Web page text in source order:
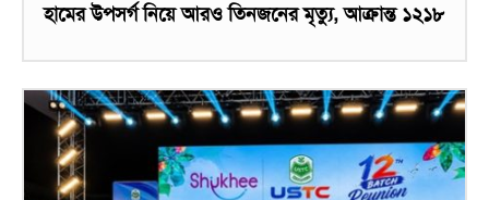
হামের উপসর্গ নিয়ে আরও তিনজনের মৃত্যু, আক্রান্ত ১২১৮